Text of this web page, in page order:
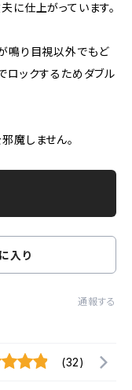
に仕上がっています。
鳴り目視以外でもど
ロックするためダブル
魔しません。
入り
通報する
(32)